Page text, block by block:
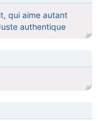
qui aime autant
authentique